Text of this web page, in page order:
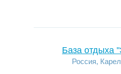
База отдыха
Россия,